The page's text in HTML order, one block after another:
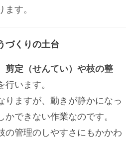
す。
づくりの土台
剪定（せんてい）や枝の整
行います。
りますが、動きが静かになっ
できない作業なのです。
の管理のしやすさにもかかわ